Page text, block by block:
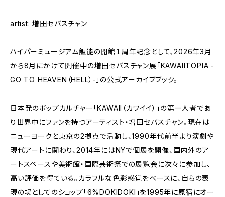
artist: 増田セバスチャン
ハイパーミュージアム飯能の開館１周年記念として、2026年3月
から8月にかけて開催中の増田セバスチャン展「KAWAIITOPIA -
GO TO HEAVEN（HELL）-」の公式アーカイブブック。
日本発のポップカルチャー「KAWAII（カワイイ）」の第一人者であ
り世界中にファンを持つアーティスト・増田セバスチャン。現在は
ニューヨークと東京の2拠点で活動し、1990年代前半より演劇や
現代アートに関わり、2014年にはNYで個展を開催、国内外のア
ートスペースや美術館・国際芸術祭での展覧会に次々に参加し、
高い評価を得ている。カラフルな色彩感覚をベースに、自らの表
現の場としてのショップ「6%DOKIDOKI」を1995年に原宿にオー